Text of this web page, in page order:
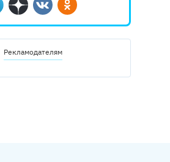
ДзенВконтактеОдноклассники
Рекламодателям